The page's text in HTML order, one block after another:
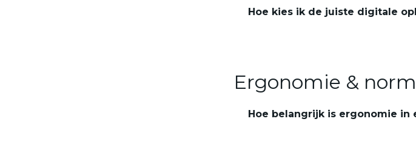
Hoe kies ik de juiste digitale
Ergonomie &
Hoe belangrijk is ergonomie in